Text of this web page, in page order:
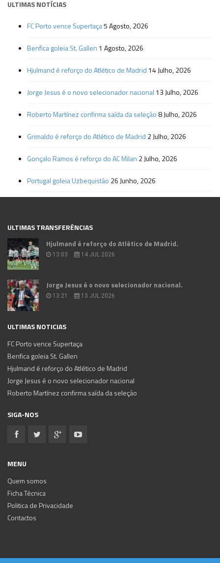
ULTIMAS NOTÍCIAS
FC Porto vence Supertaça5 Agosto, 2026
Benfica goleia St. Gallen 1 Agosto, 2026
Hjulmand é reforço do Atlético de Madrid 14 Julho, 2026
Jorge Jesus é o novo selecionador nacional 13 Julho, 2026
Roberto Martínez confirma saída da seleção 8 Julho, 2026
Grimaldo é reforço do Atlético de Madrid 2 Julho, 2026
Gonçalo Ramos é reforço do AC Milan 2 Julho, 2026
Portugal goleia Uzbequistão 26 Junho, 2026
ULTIMAS TRANSFERÊNCIAS
Hjulmand é reforço do Atlético de Madrid.
13:03 14 JUL 2026
Jorge Jesus é o novo selecionador nacional.
13:21 13 JUL 2026
ULTIMAS NOTICIAS
FC Porto vence Supertaça
Benfica goleia St. Gallen
Hjulmand é reforço do Atlético de Madrid
Jorge Jesus é o novo selecionador nacional
Roberto Martínez confirma saída da seleção
SIGA-NOS
MENU
Quem somos
Ficha Técnica
Politica de Privacidade
Contactos